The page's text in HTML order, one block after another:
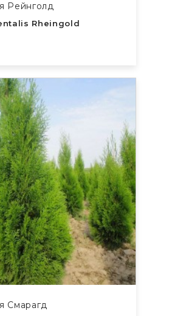
Рейнголд
Rheingold
Смарагд